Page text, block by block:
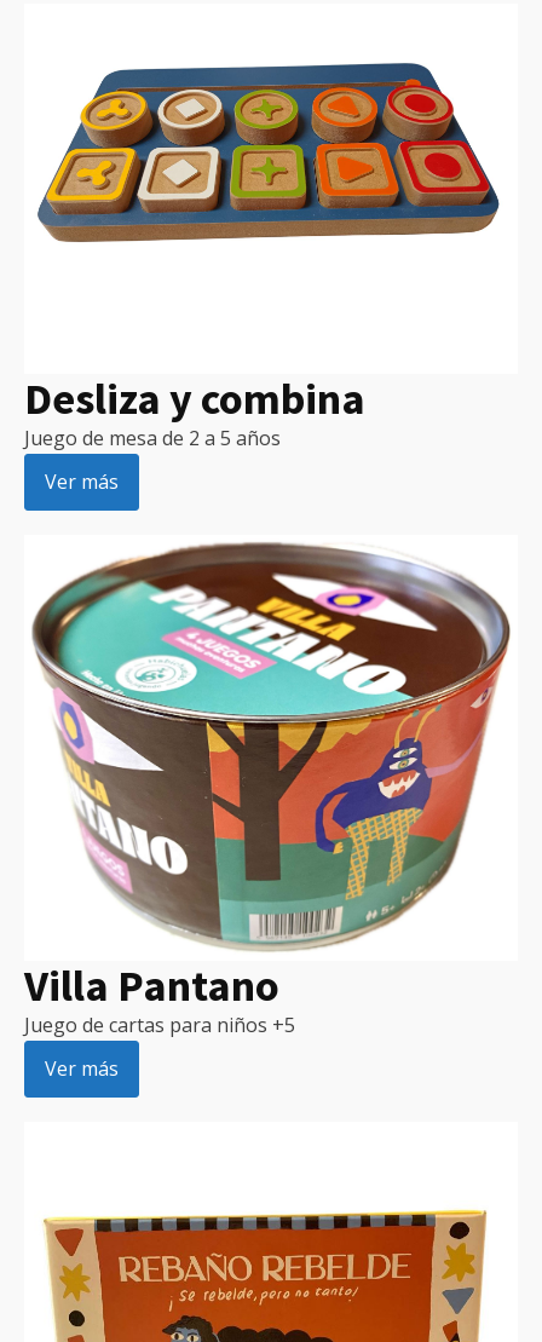
Desliza y combina
Juego de mesa de 2 a 5 años
Ver más
Villa Pantano
Juego de cartas para niños +5
Ver más